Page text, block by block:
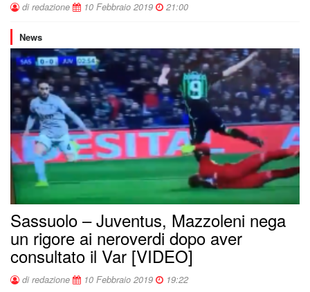
di redazione 10 Febbraio 2019 21:00
News
Sassuolo – Juventus, Mazzoleni nega
un rigore ai neroverdi dopo aver
consultato il Var [VIDEO]
di redazione 10 Febbraio 2019 19:22